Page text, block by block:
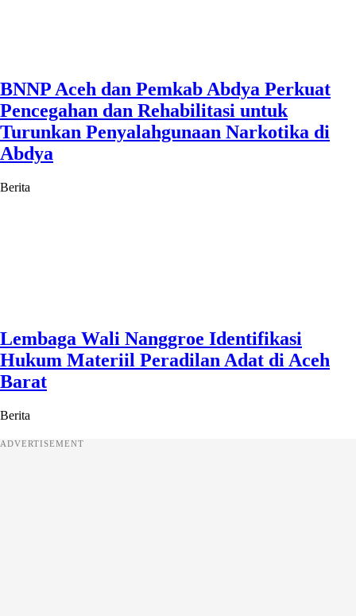
BNNP Aceh dan Pemkab Abdya Perkuat
Pencegahan dan Rehabilitasi untuk
Turunkan Penyalahgunaan Narkotika di
Abdya
Berita
Lembaga Wali Nanggroe Identifikasi
Hukum Materiil Peradilan Adat di Aceh
Barat
Berita
ADVERTISEMENT